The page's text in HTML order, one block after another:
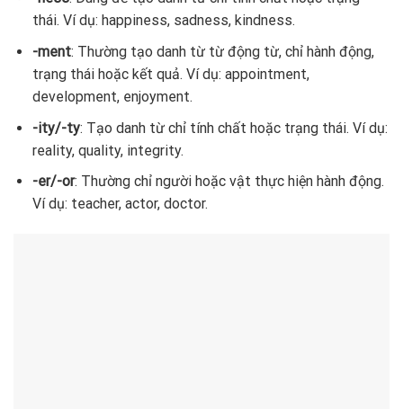
thái. Ví dụ: happiness, sadness, kindness.
-ment: Thường tạo danh từ từ động từ, chỉ hành động,
trạng thái hoặc kết quả. Ví dụ: appointment,
development, enjoyment.
-ity/-ty: Tạo danh từ chỉ tính chất hoặc trạng thái. Ví dụ:
reality, quality, integrity.
-er/-or: Thường chỉ người hoặc vật thực hiện hành động.
Ví dụ: teacher, actor, doctor.